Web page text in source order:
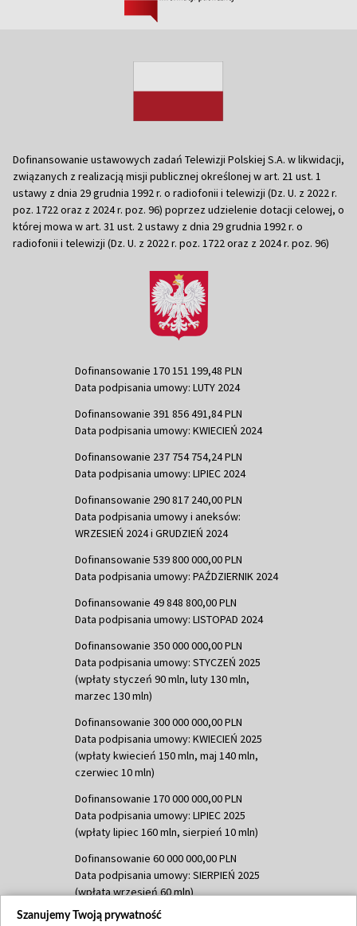
Dofinansowanie ustawowych zadań Telewizji Polskiej S.A. w likwidacji,
związanych z realizacją misji publicznej określonej w art. 21 ust. 1
ustawy z dnia 29 grudnia 1992 r. o radiofonii i telewizji (Dz. U. z 2022 r.
poz. 1722 oraz z 2024 r. poz. 96) poprzez udzielenie dotacji celowej, o
której mowa w art. 31 ust. 2 ustawy z dnia 29 grudnia 1992 r. o
radiofonii i telewizji (Dz. U. z 2022 r. poz. 1722 oraz z 2024 r. poz. 96)
Dofinansowanie 170 151 199,48 PLN
Data podpisania umowy: LUTY 2024
Dofinansowanie 391 856 491,84 PLN
Data podpisania umowy: KWIECIEŃ 2024
Dofinansowanie 237 754 754,24 PLN
Data podpisania umowy: LIPIEC 2024
Dofinansowanie 290 817 240,00 PLN
Data podpisania umowy i aneksów:
WRZESIEŃ 2024 i GRUDZIEŃ 2024
Dofinansowanie 539 800 000,00 PLN
Data podpisania umowy: PAŹDZIERNIK 2024
Dofinansowanie 49 848 800,00 PLN
Data podpisania umowy: LISTOPAD 2024
Dofinansowanie 350 000 000,00 PLN
Data podpisania umowy: STYCZEŃ 2025
(wpłaty styczeń 90 mln, luty 130 mln,
marzec 130 mln)
Dofinansowanie 300 000 000,00 PLN
Data podpisania umowy: KWIECIEŃ 2025
(wpłaty kwiecień 150 mln, maj 140 mln,
czerwiec 10 mln)
Dofinansowanie 170 000 000,00 PLN
Data podpisania umowy: LIPIEC 2025
(wpłaty lipiec 160 mln, sierpień 10 mln)
Dofinansowanie 60 000 000,00 PLN
Data podpisania umowy: SIERPIEŃ 2025
(wpłata wrzesień 60 mln)
Dofinansowanie 635 783 051,21 PLN
Szanujemy Twoją prywatność